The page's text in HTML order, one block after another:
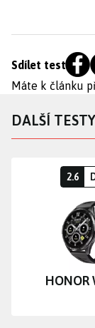
Sdílet test
Máte k článku
DALŠÍ TESTY
2.6
HONOR